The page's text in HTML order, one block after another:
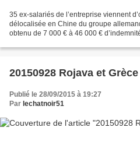
35 ex-salariés de l’entreprise viennent
délocalisée en Chine du groupe
obtenu de 7 000 € à 46 000 €
20150928 Rojava et Grèce
Publié le 28/09/2015 à 19:27
Par lechatnoir51